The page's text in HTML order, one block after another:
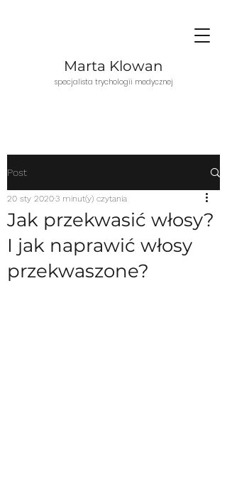
Marta Klowan
specjalista trychologii medycznej
Post
Jak przekwasić włosy?
I jak naprawić włosy
przekwaszone?
20 sty 20203 minut(y) czytania